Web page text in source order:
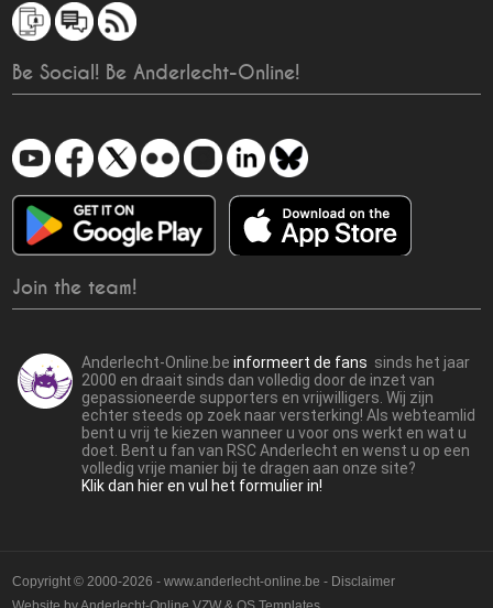
Be Social! Be Anderlecht-Online!
Join the team!
Anderlecht-Online.beinformeert de fans sinds het jaar
2000 en draait sinds dan volledig door de inzet van
gepassioneerde supporters en vrijwilligers. Wij zijn
echter steeds op zoek naar versterking! Als webteamlid
bent u vrij te kiezen wanneer u voor ons werkt en wat u
doet. Bent u fan van RSC Anderlecht en wenst u op een
volledig vrije manier bij te dragen aan onze site?
Klik dan hier en vul het formulier in!
Copyright © 2000-2026 - www.anderlecht-online.be - Disclaimer